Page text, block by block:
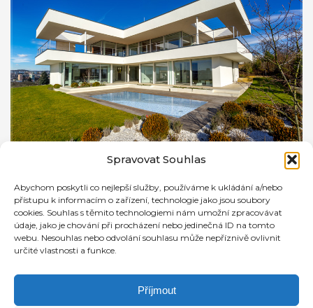
Spravovat Souhlas
Abychom poskytli co nejlepší služby, používáme k ukládání a/nebo
přístupu k informacím o zařízení, technologie jako jsou soubory
cookies. Souhlas s těmito technologiemi nám umožní zpracovávat
údaje, jako je chování při procházení nebo jedinečná ID na tomto
webu. Nesouhlas nebo odvolání souhlasu může nepříznivě ovlivnit
určité vlastnosti a funkce.
Příjmout